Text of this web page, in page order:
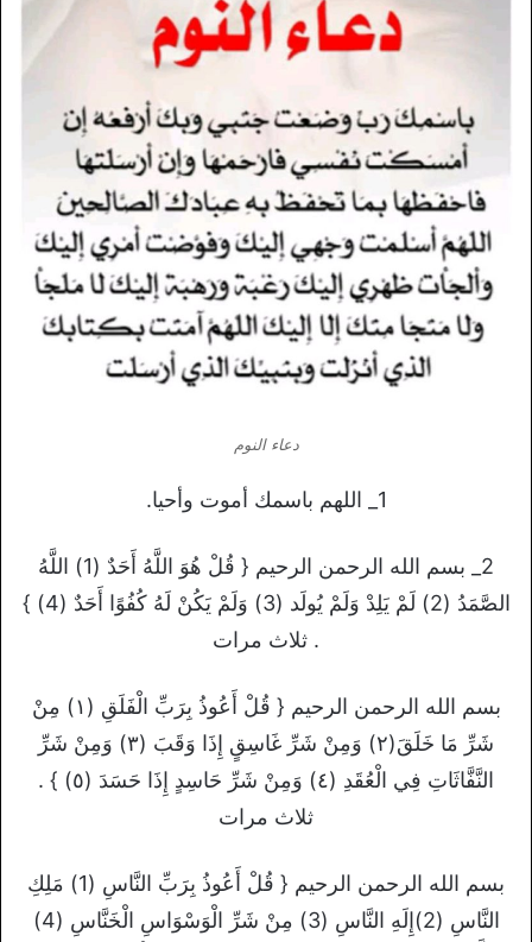
دعاء النوم
1_ اللهم باسمك أموت وأحيا.
2_ بسم الله الرحمن الرحيم { قُلْ هُوَ اللَّهُ أَحَدٌ (1) اللَّهُ
الصَّمَدُ (2) لَمْ يَلِدْ وَلَمْ يُولَد (3) وَلَمْ يَكُنْ لَهُ كُفُوًا أَحَدٌ (4) }
. ثلاث مرات
بسم الله الرحمن الرحيم { قُلْ أَعُوذُ بِرَبِّ الْفَلَقِ (١) مِنْ
شَرِّ مَا خَلَقَ(٢) وَمِنْ شَرِّ غَاسِقٍ إِذَا وَقَبَ (٣) وَمِنْ شَرِّ
النَّفَّاثَاتِ فِي الْعُقَدِ (٤) وَمِنْ شَرِّ حَاسِدٍ إِذَا حَسَدَ (٥) } .
ثلاث مرات
بسم الله الرحمن الرحيم { قُلْ أَعُوذُ بِرَبِّ النَّاسِ (1) مَلِكِ
النَّاسِ (2)إِلَهِ النَّاسِ (3) مِنْ شَرِّ الْوَسْوَاسِ الْخَنَّاسِ (4)